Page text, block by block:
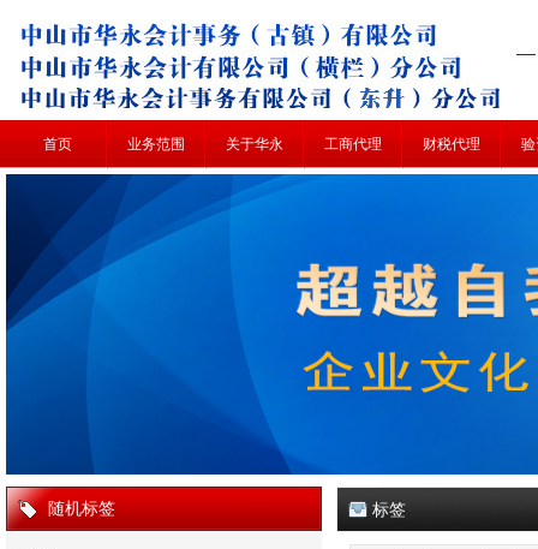
首页 业务范围 关于华永 工商代理 财税代理
标签
随机标签